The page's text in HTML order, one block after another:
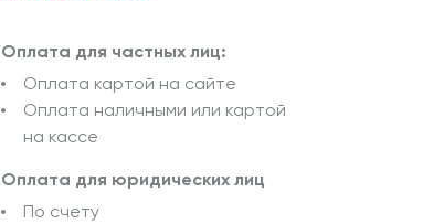
Оплата для частных лиц:
Оплата картой на сайте
Оплата наличными или картой
на кассе
Оплата для юридических лиц
По счету